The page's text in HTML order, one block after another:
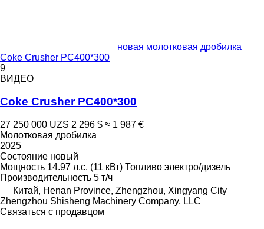
новая молотковая дробилка
Coke Crusher PC400*300
9
ВИДЕО
Coke Crusher PC400*300
27 250 000 UZS 2 296 $ ≈ 1 987 €
Молотковая дробилка
2025
Состояние новый
Мощность 14.97 л.с. (11 кВт) Топливо электро/дизель
Производительность 5 т/ч
Китай, Henan Province, Zhengzhou, Xingyang City
Zhengzhou Shisheng Machinery Company, LLC
Связаться с продавцом